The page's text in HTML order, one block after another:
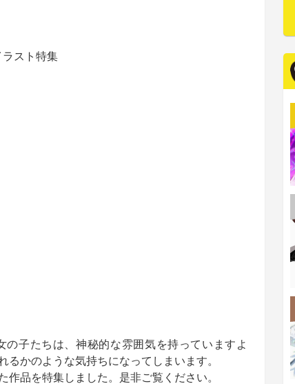
子たちは、神秘的な雰囲気を持っていますよ
かのような気持ちになってしまいます。
品を特集しました。是非ご覧ください。